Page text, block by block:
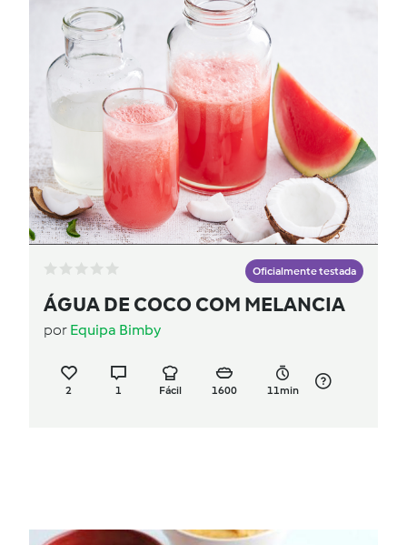
Oficialmente testada
ÁGUA DE COCO COM MELANCIA
por Equipa Bimby
2 1 Fácil 1600 11min